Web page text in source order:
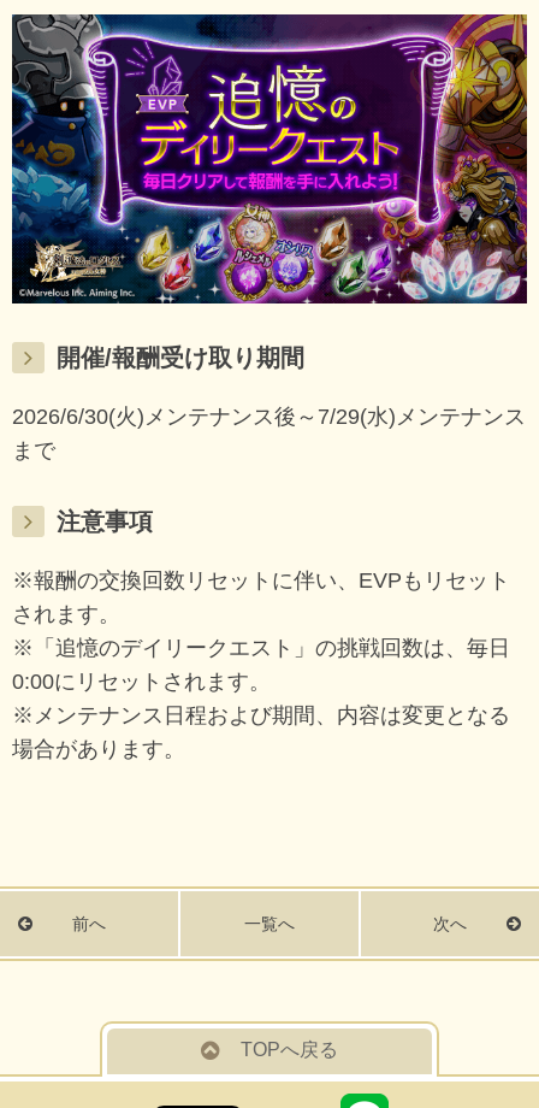
開催/報酬受け取り期間
2026/6/30(火)メンテナンス後～7/29(水)メンテナンス
まで
注意事項
※報酬の交換回数リセットに伴い、EVPもリセット
されます。
※「追憶のデイリークエスト」の挑戦回数は、毎日
0:00にリセットされます。
※メンテナンス日程および期間、内容は変更となる
場合があります。
前へ 一覧へ 次へ
TOPへ戻る